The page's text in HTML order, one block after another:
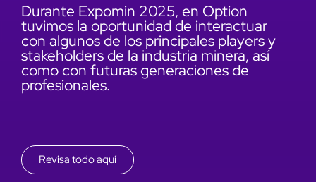
Durante Expomin 2025, en Option
tuvimos la oportunidad de interactuar
con algunos de los principales players y
stakeholders de la industria minera, así
como con futuras generaciones de
profesionales.
Revisa todo aquí